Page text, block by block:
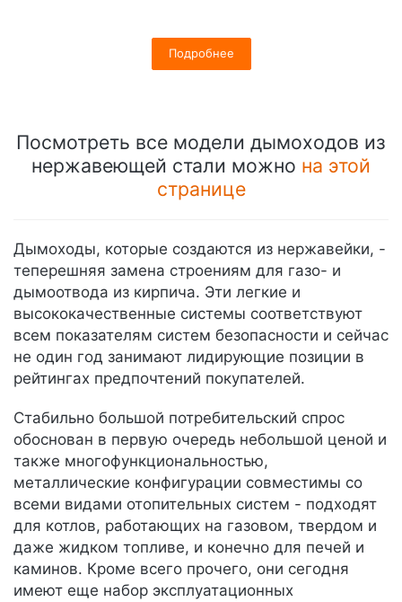
Подробнее
Посмотреть все модели дымоходов из
нержавеющей стали можно на этой
странице
Дымоходы, которые создаются из нержавейки, -
теперешняя замена строениям для газо- и
дымоотвода из кирпича. Эти легкие и
высококачественные системы соответствуют
всем показателям систем безопасности и сейчас
не один год занимают лидирующие позиции в
рейтингах предпочтений покупателей.
Стабильно большой потребительский спрос
обоснован в первую очередь небольшой ценой и
также многофункциональностью,
металлические конфигурации совместимы со
всеми видами отопительных систем - подходят
для котлов, работающих на газовом, твердом и
даже жидком топливе, и конечно для печей и
каминов. Кроме всего прочего, они сегодня
имеют еще набор эксплуатационных